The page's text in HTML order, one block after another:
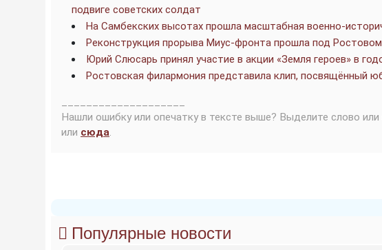
подвиге советских солдат
На Самбекских высотах прошла масштабная военно-
Реконструкция прорыва Миус-фронта прошла под
Юрий Слюсарь принял участие в акции «Земля героев» в
Ростовская филармония представила клип, посвящённый
Нашли ошибку или опечатку в тексте выше? Выделите слово
или сюда.
Популярные новости